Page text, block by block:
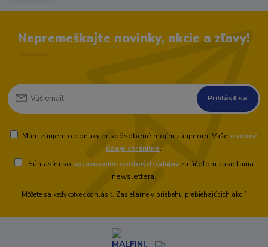
Nepremeškajte novinky, akcie a zľavy!
Prihlásiť sa
Mám záujem o ponuky prispôsobené mojím záujmom. Vaše osobné
údaje chránime.
Súhlasím so spracovaním osobných údajovza účelom zasielania
newslettera.
Môžete sa kedykoľvek odhlásiť. Zasielame v priebehu prebiehajúcich akcií